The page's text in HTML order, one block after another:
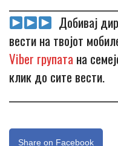
Добивај
вести на твојот
Viber групата на
клик до сите вести.
Share on Facebook